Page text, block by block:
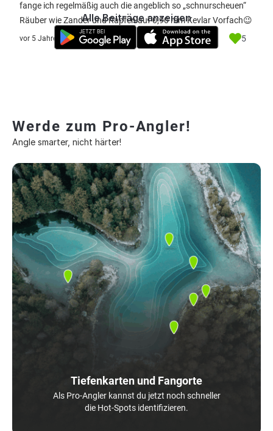
fange ich regelmäßig auch die angeblich so „schnurscheuen“
Räuber wie Zander und Rapfen auf 0,90 mm Kevlar Vorfach😉
vor 5 Jahre 5
Alle Beiträge anzeigen
Werde zum Pro-Angler!
Angle smarter, nicht härter!
Tiefenkarten und Fangorte
Als Pro-Angler kannst du jetzt noch schneller
die Hot-Spots identifizieren.